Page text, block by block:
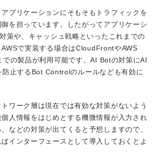
プリケーションにそもそもトラフィックを
を担っています。したがってアプリケーシ
策や、キャッシュ戦略といったこれまでの
で実装する場合はCloudFrontやAWS
での製品が利用可能です。AI Botの対策にAI
防止するBot Controlのルールなども有効に
ワーク層は現在では有効な対策がないよう
人情報をはじめとする機微情報が入力され
などの対策が出てくると予想しますので、
インターフェースとして導入しておくとよ